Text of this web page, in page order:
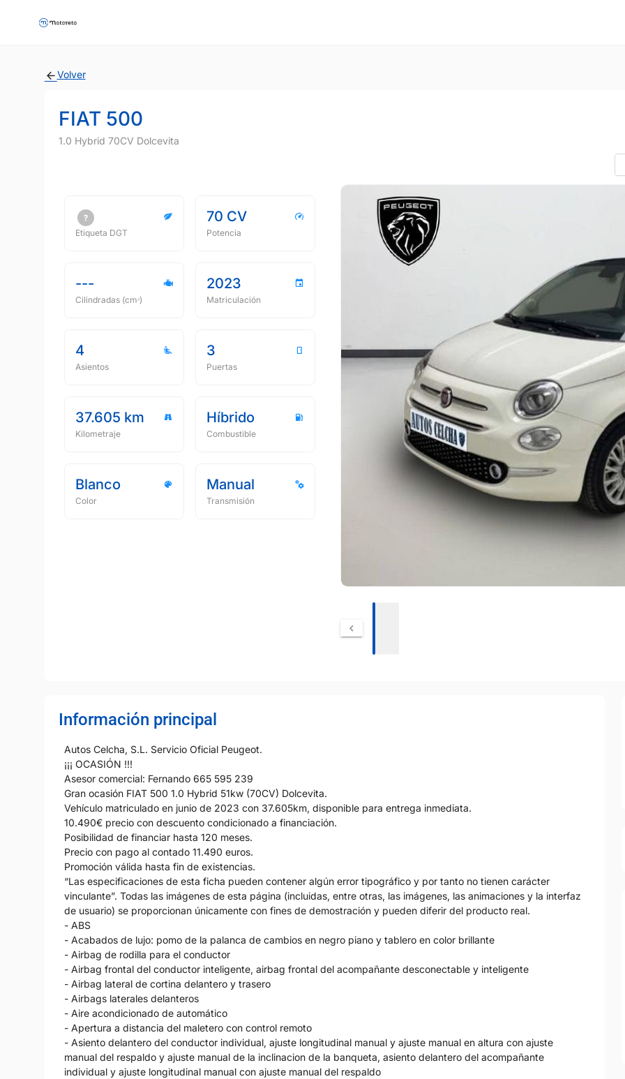
Volver
FIAT 500
1.0 Hybrid 70CV Dolcevita
Etiqueta DGT
70 CV
Potencia
---
Cilindradas (cmᵌ)
2023
Matriculación
4
Asientos
3
Puertas
37.605 km
Kilometraje
Híbrido
Combustible
Blanco
Color
Manual
Transmisión
Información principal
Autos Celcha, S.L. Servicio Oficial Peugeot.
¡¡¡ OCASIÓN !!!
Asesor comercial: Fernando 665 595 239
Gran ocasión FIAT 500 1.0 Hybrid 51kw (70CV) Dolcevita.
Vehículo matriculado en junio de 2023 con 37.605km, disponible para entrega inmediata.
10.490€ precio con descuento condicionado a financiación.
Posibilidad de financiar hasta 120 meses.
Precio con pago al contado 11.490 euros.
Promoción válida hasta fin de existencias.
“Las especificaciones de esta ficha pueden contener algún error tipográfico y por tanto no tienen carácter
vinculante”. Todas las imágenes de esta página (incluidas, entre otras, las imágenes, las animaciones y la interfaz
de usuario) se proporcionan únicamente con fines de demostración y pueden diferir del producto real.
- ABS
- Acabados de lujo: pomo de la palanca de cambios en negro piano y tablero en color brillante
- Airbag de rodilla para el conductor
- Airbag frontal del conductor inteligente, airbag frontal del acompañante desconectable y inteligente
- Airbag lateral de cortina delantero y trasero
- Airbags laterales delanteros
- Aire acondicionado de automático
- Apertura a distancia del maletero con control remoto
- Asiento delantero del conductor individual, ajuste longitudinal manual y ajuste manual en altura con ajuste
manual del respaldo y ajuste manual de la inclinacion de la banqueta, asiento delantero del acompañante
individual y ajuste longitudinal manual con ajuste manual del respaldo